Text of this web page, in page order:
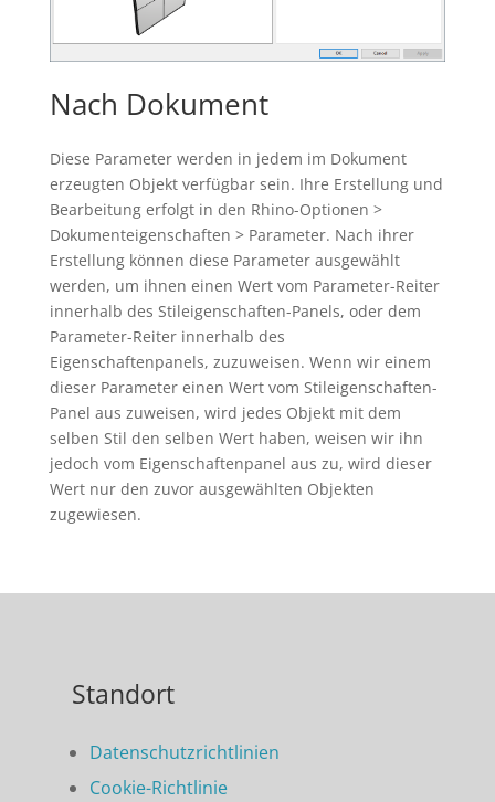
Nach Dokument
Diese Parameter werden in jedem im Dokument
erzeugten Objekt verfügbar sein. Ihre Erstellung und
Bearbeitung erfolgt in den Rhino-Optionen >
Dokumenteigenschaften > Parameter. Nach ihrer
Erstellung können diese Parameter ausgewählt
werden, um ihnen einen Wert vom Parameter-Reiter
innerhalb des Stileigenschaften-Panels, oder dem
Parameter-Reiter innerhalb des
Eigenschaftenpanels, zuzuweisen. Wenn wir einem
dieser Parameter einen Wert vom Stileigenschaften-
Panel aus zuweisen, wird jedes Objekt mit dem
selben Stil den selben Wert haben, weisen wir ihn
jedoch vom Eigenschaftenpanel aus zu, wird dieser
Wert nur den zuvor ausgewählten Objekten
zugewiesen.
Standort
Datenschutzrichtlinien
Cookie-Richtlinie